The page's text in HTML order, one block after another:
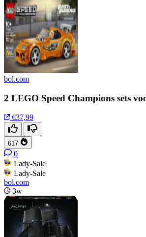
bol.com
2 LEGO Speed Champions sets
€37,99
617
0
Lady-Sale
Lady-Sale
bol.com
3w